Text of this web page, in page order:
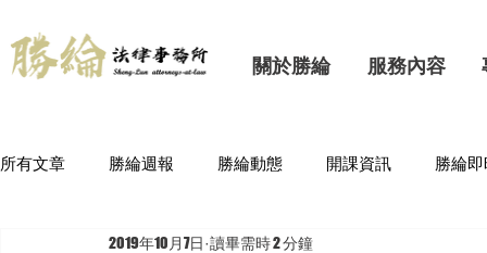
關於勝綸 服務內容
所有文章 勝綸週報 勝綸動態 開課資訊 勝綸
2019年10月7日 讀畢需時 2 分鐘